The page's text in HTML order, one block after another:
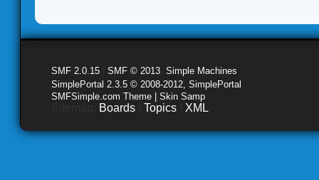
SMF 2.0.15 SMF © 2013 Simple Machines
SimplePortal 2.3.5 © 2008-2012, SimplePortal
SMFSimple.com Theme | Skin Samp
Boards Topics XML